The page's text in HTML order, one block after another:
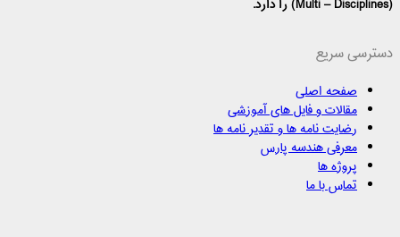
دسترسی سریع
صفحه اصلی
مقالات و فایل های آموزشی
رضایت نامه ها و تقدیر نامه ها
معرفی هندسه پارس
پروژه ها
تماس با ما